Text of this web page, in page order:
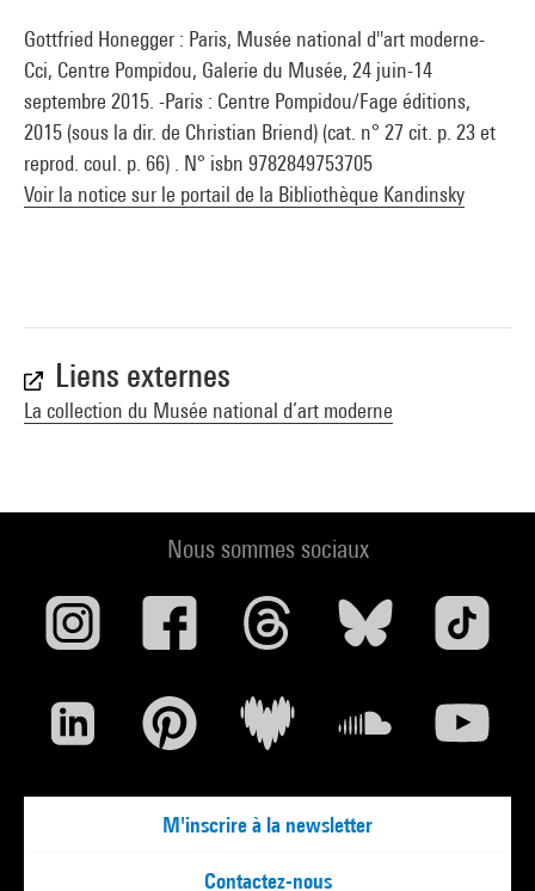
Gottfried Honegger : Paris, Musée national d''art moderne-
Cci, Centre Pompidou, Galerie du Musée, 24 juin-14
septembre 2015. -Paris : Centre Pompidou/Fage éditions,
2015 (sous la dir. de Christian Briend) (cat. n° 27 cit. p. 23 et
reprod. coul. p. 66) . N° isbn 9782849753705
Voir la notice sur le portail de la Bibliothèque Kandinsky
Liens externes
La collection du Musée national d’art moderne
Nous sommes sociaux
M'inscrire à la newsletter
Contactez-nous